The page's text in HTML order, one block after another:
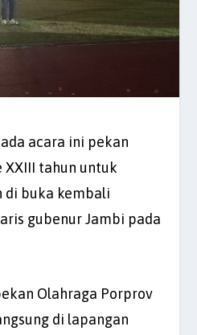
acara ini pekan
XXIII tahun untuk
di buka kembali
gubenur Jambi pada
Olahraga Porprov
di lapangan